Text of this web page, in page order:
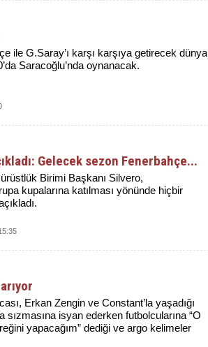
ile G.Saray’ı karşı karşıya getirecek dünya
Saracoğlu’nda oynanacak.
Gelecek sezon Fenerbahçe...
Birimi Başkanı Silvero,
kupalarına katılması yönünde hiçbir
Erkan Zengin ve Constant’la yaşadığı
sızmasına isyan ederken futbolcularına “O
yapacağım” dediği ve argo kelimeler